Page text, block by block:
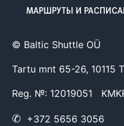
МАРШРУТЫ И
© Baltic Shuttle OÜ
Tartu mnt 65-26, 10115
Reg. №: 12019051
✆ +372 5656 3056